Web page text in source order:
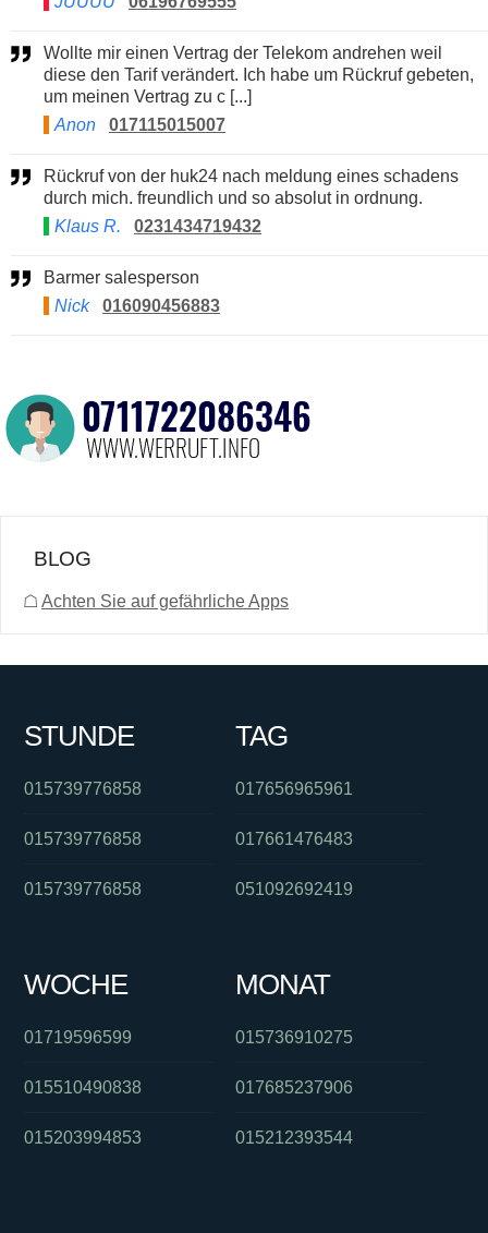
Wollte mir einen Vertrag der Telekom andrehen weil
diese den Tarif verändert. Ich habe um Rückruf gebeten,
um meinen Vertrag zu c [...]
Anon
017115015007
Rückruf von der huk24 nach meldung eines schadens
durch mich. freundlich und so absolut in ordnung.
Klaus R.
0231434719432
Barmer salesperson
Nick
016090456883
BLOG
☖ Achten Sie auf gefährliche Apps
STUNDE
015739776858
015739776858
015739776858
TAG
017656965961
017661476483
051092692419
WOCHE
01719596599
015510490838
015203994853
MONAT
015736910275
017685237906
015212393544